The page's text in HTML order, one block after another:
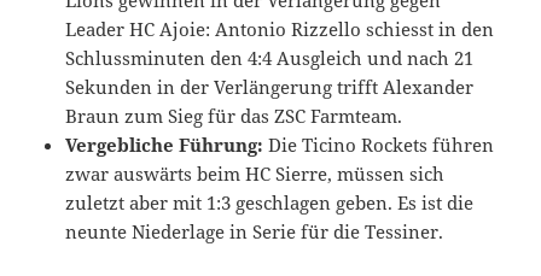
Leader HC Ajoie: Antonio Rizzello schiesst in den
Schlussminuten den 4:4 Ausgleich und nach 21
Sekunden in der Verlängerung trifft Alexander
Braun zum Sieg für das ZSC Farmteam.
Vergebliche Führung: Die Ticino Rockets führen
zwar auswärts beim HC Sierre, müssen sich
zuletzt aber mit 1:3 geschlagen geben. Es ist die
neunte Niederlage in Serie für die Tessiner.